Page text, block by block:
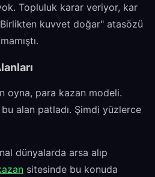
Topluluk karar veriyor, kar
kuvvet doğar" atasözü
oyna, para kazan modeli.
alan patladı. Şimdi yüzlerce
dünyalarda arsa alıp
sitesinde bu konuda